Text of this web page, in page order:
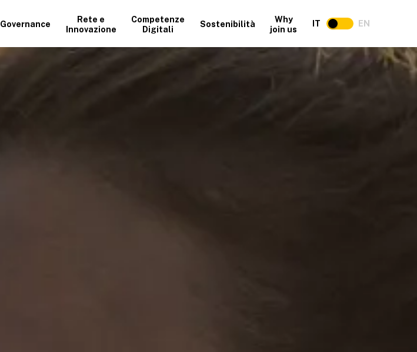
Governance
Rete e
Innovazione
Competenze
Digitali
Sostenibilità
Why
join us
IT EN